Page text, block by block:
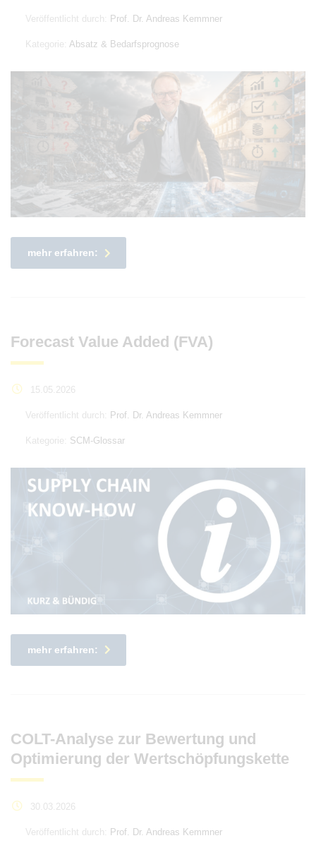
Veröffentlicht durch: Prof. Dr. Andreas Kemmner
Kategorie: Absatz & Bedarfsprognose
mehr erfahren:
Forecast Value Added (FVA)
15.05.2026
Veröffentlicht durch: Prof. Dr. Andreas Kemmner
Kategorie: SCM-Glossar
mehr erfahren:
COLT-Analyse zur Bewertung und
Optimierung der Wertschöpfungskette
30.03.2026
Veröffentlicht durch: Prof. Dr. Andreas Kemmner